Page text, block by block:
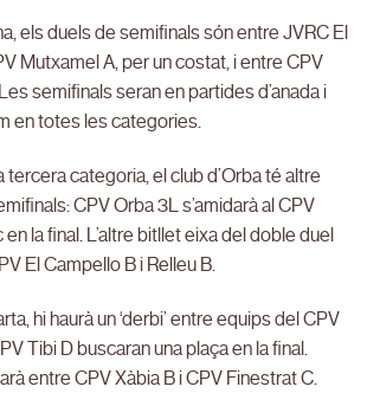
els duels de semifinals són entre JVRC El
Mutxamel A, per un costat, i entre CPV
semifinals seran en partides d’anada i
en totes les categories.
tercera categoria, el club d’Orba té altre
CPV Orba 3L s’amidarà al CPV
la final. L’altre bitllet eixa del doble duel
El Campello B i Relleu B.
hi haurà un ‘derbi’ entre equips del CPV
Tibi D buscaran una plaça en la final.
entre CPV Xàbia B i CPV Finestrat C.